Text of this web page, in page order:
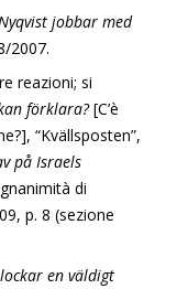
jobbar med
2007.
reazioni; si
förklara?[C’è
“Kvällsposten”,
på Israels
di
p. 8 (sezione
en väldigt